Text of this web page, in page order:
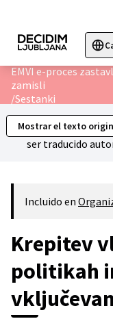
EMVI e-proces
zamisli
/Sestanki
Mostrar el texto
ser traducido
Incluido en
Krepitev
politikah